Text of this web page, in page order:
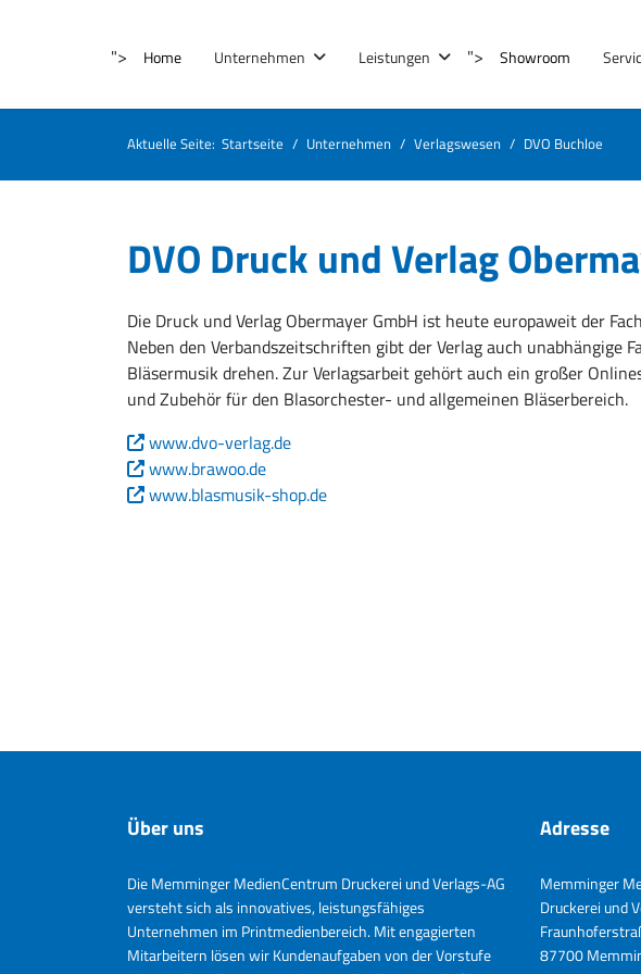
"> Home Unternehmen Leistungen "> Showroom
Aktuelle Seite: Startseite Unternehmen Verlagswesen DVO Buchloe
DVO Druck und Verlag
Die Druck und Verlag Obermayer GmbH ist heute europaweit der
Neben den Verbandszeitschriften gibt der Verlag auch unabhängige
Bläsermusik drehen. Zur Verlagsarbeit gehört auch ein großer
und Zubehör für den Blasorchester- und allgemeinen Bläserbereich.
www.dvo-verlag.de
www.brawoo.de
www.blasmusik-shop.de
Über uns
Die Memminger MedienCentrum Druckerei und Verlags-AG
versteht sich als innovatives, leistungsfähiges
Unternehmen im Printmedienbereich. Mit engagierten
Mitarbeitern lösen wir Kundenaufgaben von der Vorstufe
Adresse
Memminger
Druckerei und
87700